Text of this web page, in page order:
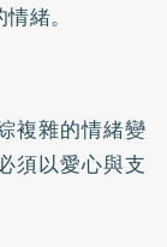
緒。
複雜的情緒變
須以愛心與支